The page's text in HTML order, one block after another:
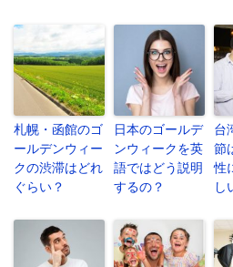
札幌・函館のゴ
ールデンウィー
クの渋滞はどれ
ぐらい？
日本のゴールデ
ンウィークを英
語ではどう説明
するの？
台
節
性
し